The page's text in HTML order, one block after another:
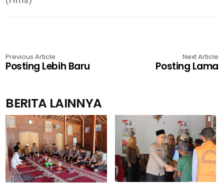
Previous Article
Posting Lebih Baru
Next Article
Posting Lama
BERITA LAINNYA